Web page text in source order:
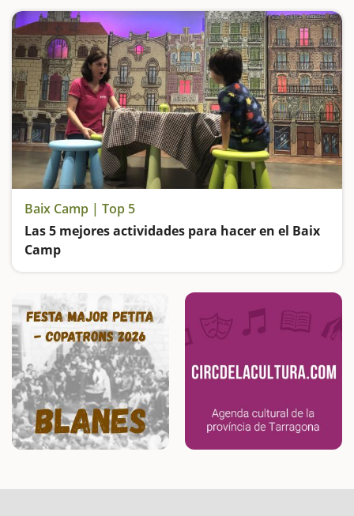
Baix Camp | Top 5
Las 5 mejores actividades para hacer en el Baix
Camp